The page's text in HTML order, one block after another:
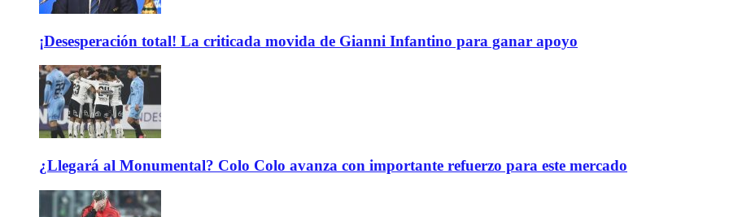
¡Desesperación total! La criticada movida de Gianni Infantino para ganar apoyo
¿Llegará al Monumental? Colo Colo avanza con importante refuerzo para este mercado